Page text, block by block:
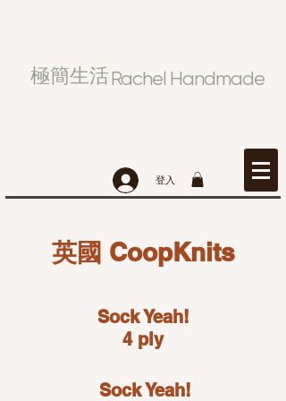
極簡生活Rachel Handmade
登入
英國 CoopKnits
Sock Yeah!
4 ply
Sock Yeah!